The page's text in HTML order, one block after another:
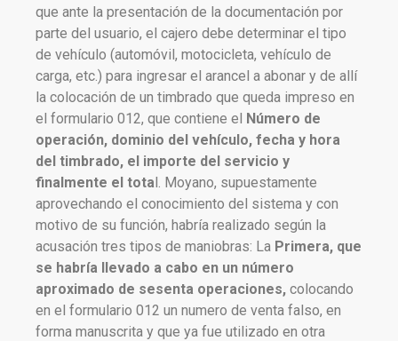
que ante la presentación de la documentación por
parte del usuario, el cajero debe determinar el tipo
de vehículo (automóvil, motocicleta, vehículo de
carga, etc.) para ingresar el arancel a abonar y de allí
la colocación de un timbrado que queda impreso en
el formulario 012, que contiene el Número de
operación, dominio del vehículo, fecha y hora
del timbrado, el importe del servicio y
finalmente el total. Moyano, supuestamente
aprovechando el conocimiento del sistema y con
motivo de su función, habría realizado según la
acusación tres tipos de maniobras: La Primera, que
se habría llevado a cabo en un número
aproximado de sesenta operaciones, colocando
en el formulario 012 un numero de venta falso, en
forma manuscrita y que ya fue utilizado en otra